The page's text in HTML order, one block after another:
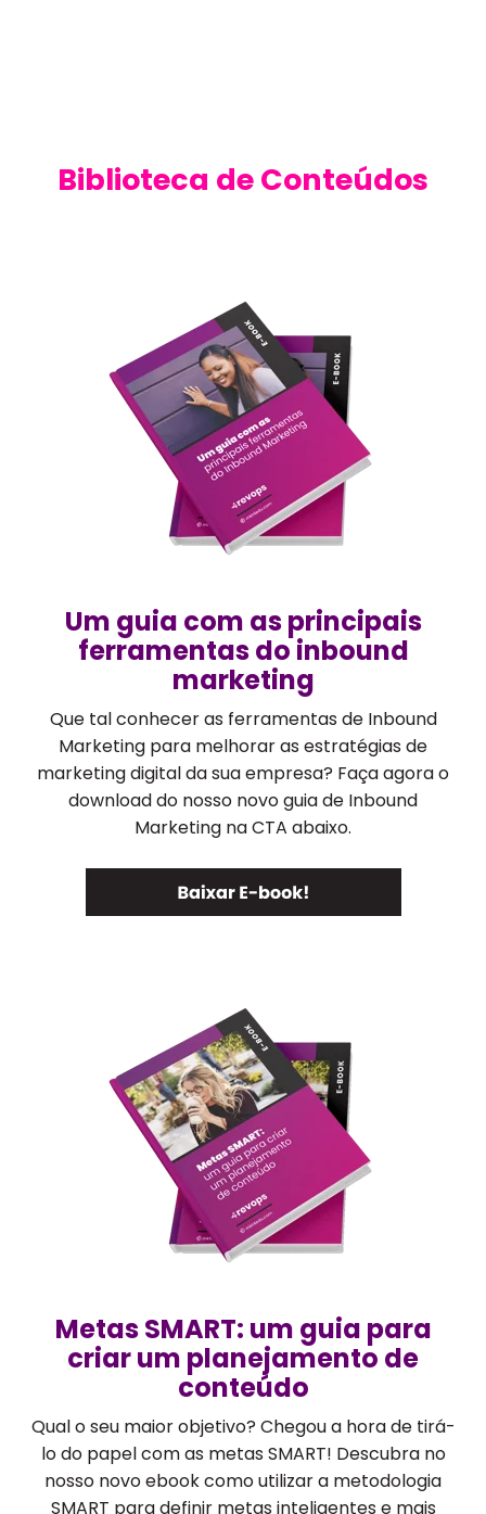
Biblioteca de Conteúdos
Um guia com as principais
ferramentas do inbound
marketing
Que tal conhecer as ferramentas de Inbound
Marketing para melhorar as estratégias de
marketing digital da sua empresa? Faça agora o
download do nosso novo guia de Inbound
Marketing na CTA abaixo.
Metas SMART: um guia para
criar um planejamento de
conteúdo
Qual o seu maior objetivo? Chegou a hora de tirá-
lo do papel com as metas SMART! Descubra no
nosso novo ebook como utilizar a metodologia
SMART para definir metas inteligentes e mais